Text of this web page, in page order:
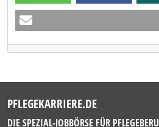
PFLEGEKARRIERE.DE
DIE SPEZIAL-JOBBÖRSE FÜR